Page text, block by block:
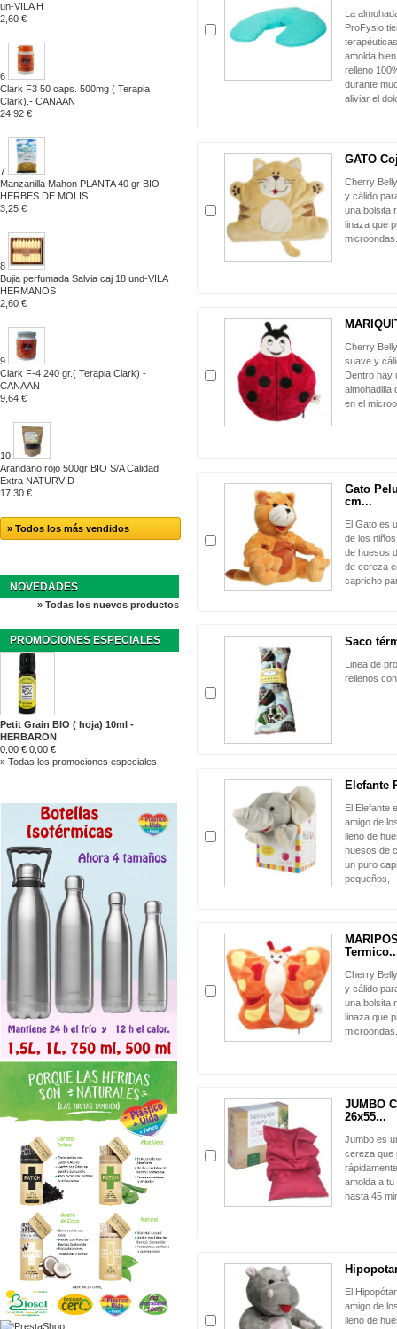
un-VILA H
2,60 €
6
Clark F3 50 caps. 500mg ( Terapia
Clark).- CANAAN
24,92 €
7
Manzanilla Mahon PLANTA 40 gr BIO
HERBES DE MOLIS
3,25 €
8
Bujia perfumada Salvia caj 18 und-VILA
HERMANOS
2,60 €
9
Clark F-4 240 gr.( Terapia Clark) -
CANAAN
9,64 €
10
Arandano rojo 500gr BIO S/A Calidad
Extra NATURVID
17,30 €
» Todos los más vendidos
NOVEDADES
» Todas los nuevos productos
PROMOCIONES ESPECIALES
Petit Grain BIO ( hoja) 10ml -
HERBARON
0,00 € 0,00 €
» Todas los promociones especiales
La
ProFysio
amolda
relleno
durante
aliviar el
GATO
Cherry
y cálido
una bolsita
linaza que
microondas.
Cherry
suave y
Dentro hay
almohadilla
en el
Gato
cm...
El Gato es
de los
de huesos
de cereza
capricho
Saco
Linea de
rellenos
Elefante
El Elefante
amigo de
lleno de
huesos de
un puro
pequeños,
Cherry
y cálido
una bolsita
linaza que
microondas.
JUMBO
26x55...
Jumbo es
cereza que
amolda a
hasta 45
El
amigo de
lleno de